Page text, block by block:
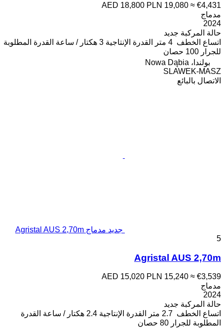
AED 18,800 PLN 19,080 ≈ €4,431
مدماج
2024
حالة المركبة جديد
اتساع الخطف 4 متر القدرة الإنتاجية 3 هكتار / ساعة
القدرة المطلوبة
للجرار 100 حصان
بولندا، Nowa Dąbia
SLAWEK-MASZ
الاتصال بالبائع
جديد مدماج Agristal AUS 2,70m
5
Agristal AUS 2,70m
AED 15,020 PLN 15,240 ≈ €3,539
مدماج
2024
حالة المركبة جديد
اتساع الخطف 2.7 متر القدرة الإنتاجية 2.4 هكتار / ساعة
القدرة
المطلوبة للجرار 80 حصان